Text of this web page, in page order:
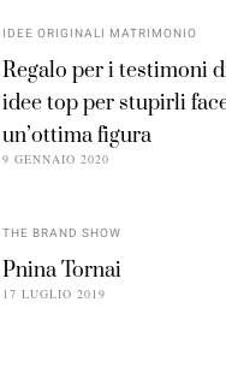
IDEE ORIGINALI MATRIMONIO
Regalo per i testimoni
idee top per stupirli
un’ottima figura
9 GENNAIO 2020
THE BRAND SHOW
Pnina Tornai
17 LUGLIO 2019